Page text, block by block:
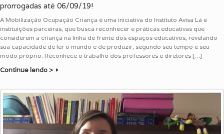
prorrogadas até 06/09/19!
A Mobilização Ocupação Criança é uma iniciativa do Instituto Avisa Lá e
instituições parceiras, que busca reconhecer e práticas educativas que
considerem a criança na linha de frente dos espaços educativos, revelando
sua capacidade de ler o mundo e de produzir, segundo seu tempo e seu
modo próprio. Reconhece o trabalho dos professores e diretores […]
Continue lendo >